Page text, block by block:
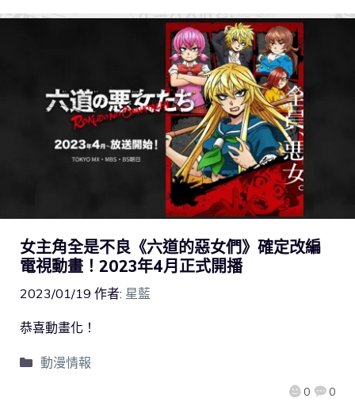
女主角全是不良《六道的惡女們》確定改編
電視動畫！2023年4月正式開播
2023/01/19 作者: 星藍
0 0
恭喜動畫化！
動漫情報